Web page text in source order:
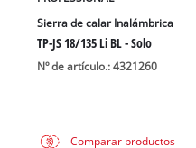
Sierra de calar Inalámbrica
TP-JS 18/135 Li BL - Solo
Nº de artículo.: 4321260
Comparar productos